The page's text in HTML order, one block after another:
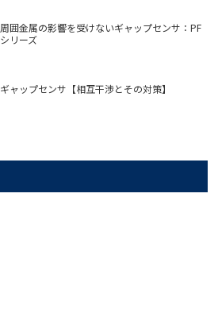
周囲金属の影響を受けないギャップセンサ：PF
シリーズ
ギャップセンサ【相互干渉とその対策】